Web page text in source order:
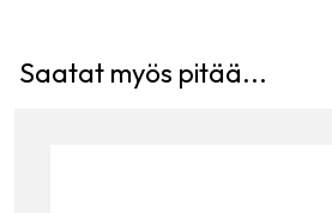
Saatat myös pitää...